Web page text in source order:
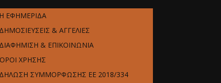
ΕΦΗΜΕΡΙΔΑ
& ΑΓΓΕΛΙΕΣ
& ΕΠΙΚΟΙΝΩΝΙΑ
ΧΡΗΣΗΣ
ΣΥΜΜΟΡΦΩΣΗΣ ΕΕ 2018/334